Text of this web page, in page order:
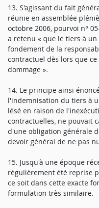
13. S'agissant du fait
réunie en assemblée
octobre 2006, pourvoi n°
a retenu « que le tiers à
fondement de la
contractuel dès lors que
dommage ».
14. Le principe ainsi
l'indemnisation du tiers à
lésé en raison de
contractuelles, ne pouvait
d'une obligation générale
devoir général de ne pas
15. Jusqu'à une époque
régulièrement été reprise
ce soit dans cette exacte
formulation très similaire.